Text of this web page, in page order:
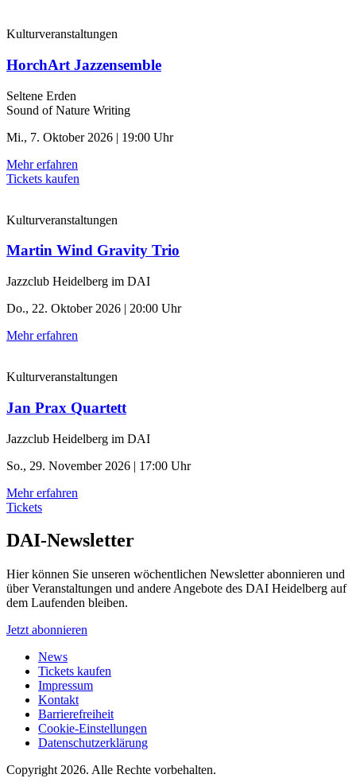
Kulturveranstaltungen
HorchArt Jazzensemble
Seltene Erden
Sound of Nature Writing
Mi., 7. Oktober 2026 | 19:00 Uhr
Mehr erfahren
Tickets kaufen
Kulturveranstaltungen
Martin Wind Gravity Trio
Jazzclub Heidelberg im DAI
Do., 22. Oktober 2026 | 20:00 Uhr
Mehr erfahren
Kulturveranstaltungen
Jan Prax Quartett
Jazzclub Heidelberg im DAI
So., 29. November 2026 | 17:00 Uhr
Mehr erfahren
Tickets
DAI-Newsletter
Hier können Sie unseren wöchentlichen Newsletter abonnieren und
über Veranstaltungen und andere Angebote des DAI Heidelberg auf
dem Laufenden bleiben.
Jetzt abonnieren
News
Tickets kaufen
Impressum
Kontakt
Barrierefreiheit
Cookie-Einstellungen
Datenschutzerklärung
Copyright 2026. Alle Rechte vorbehalten.